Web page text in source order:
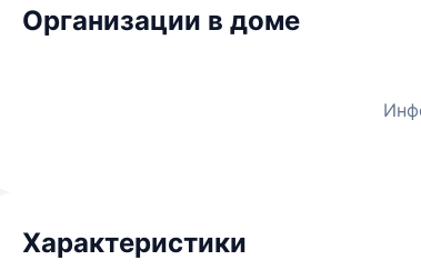
Организации в доме
Характеристики